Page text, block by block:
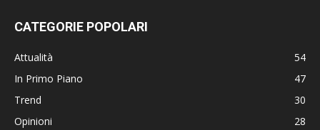
CATEGORIE POPOLARI
Attualità
54
In Primo Piano
47
Trend
30
Opinioni
28